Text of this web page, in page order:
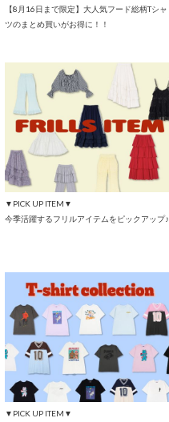
【8月16日まで限定】大人気フード総柄Tシャ
ツのまとめ買いがお得に！！
▼PICK UP ITEM▼
今季活躍するフリルアイテムをピックアップ♪
▼PICK UP ITEM▼